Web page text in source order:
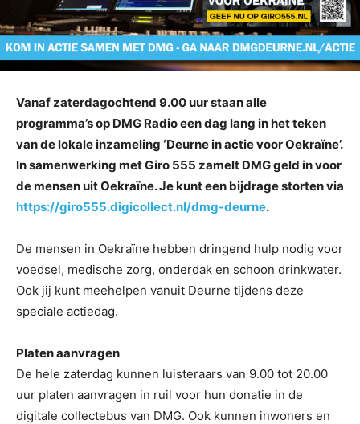
Vanaf zaterdagochtend 9.00 uur staan alle
programma’s op DMG Radio een dag lang in het teken
van de lokale inzameling ‘Deurne in actie voor Oekraïne’.
In samenwerking met Giro 555 zamelt DMG geld in voor
de mensen uit Oekraïne. Je kunt een bijdrage storten via
https://giro555.digicollect.nl/dmg-deurne.
De mensen in Oekraïne hebben dringend hulp nodig voor
voedsel, medische zorg, onderdak en schoon drinkwater.
Ook jij kunt meehelpen vanuit Deurne tijdens deze
speciale actiedag.
Platen aanvragen
De hele zaterdag kunnen luisteraars van 9.00 tot 20.00
uur platen aanvragen in ruil voor hun donatie in de
digitale collectebus van DMG. Ook kunnen inwoners en